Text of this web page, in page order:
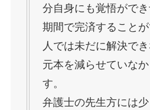
分自身にも覚悟がで
期間で完済すること
人では未だに解決でき
元本を減らせていな
す。
弁護士の先生方には